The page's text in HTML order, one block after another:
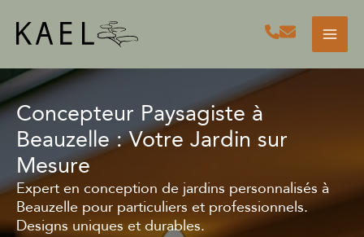
Concepteur Paysagiste à
Beauzelle : Votre Jardin sur
Mesure
Expert en conception de jardins personnalisés à
Beauzelle pour particuliers et professionnels.
Designs uniques et durables.